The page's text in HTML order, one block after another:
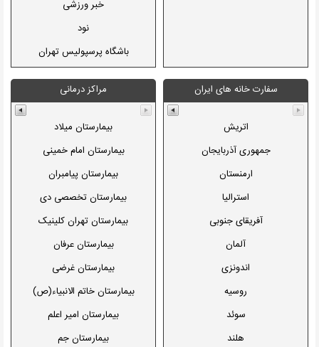
هارمونیا
سید مرتضی آوینی
گردشگری
خبر ورزشی
نود
باشگاه پرسپولیس تهران
باشگاه استقلال تهران
باشگاه سپاهان اصفهان
شطرنج ایران
شبکه ورزش
مجید جلالی
فدراسیون پهلوانی و زورخانه ای
سفارت خانه های ایران
اتریش
جمهوری آذربایجان
ارمنستان
استرالیا
آفریقای جنوبی
آلمان
اندونزی
روسیه
سوئد
هلند
مراکز درمانی
بیمارستان میلاد
بیمارستان امام خمینی
بیمارستان پیامبران
بیمارستان تخصصی دی
بیمارستان تهران کلینیک
بیمارستان عرفان
بیمارستان غرضی
بیمارستان خاتم الانبیاء(ص)
بیمارستان امیر اعلم
بیمارستان جم